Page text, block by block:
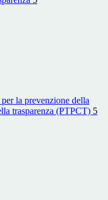
la prevenzione della
trasparenza (PTPCT) 5